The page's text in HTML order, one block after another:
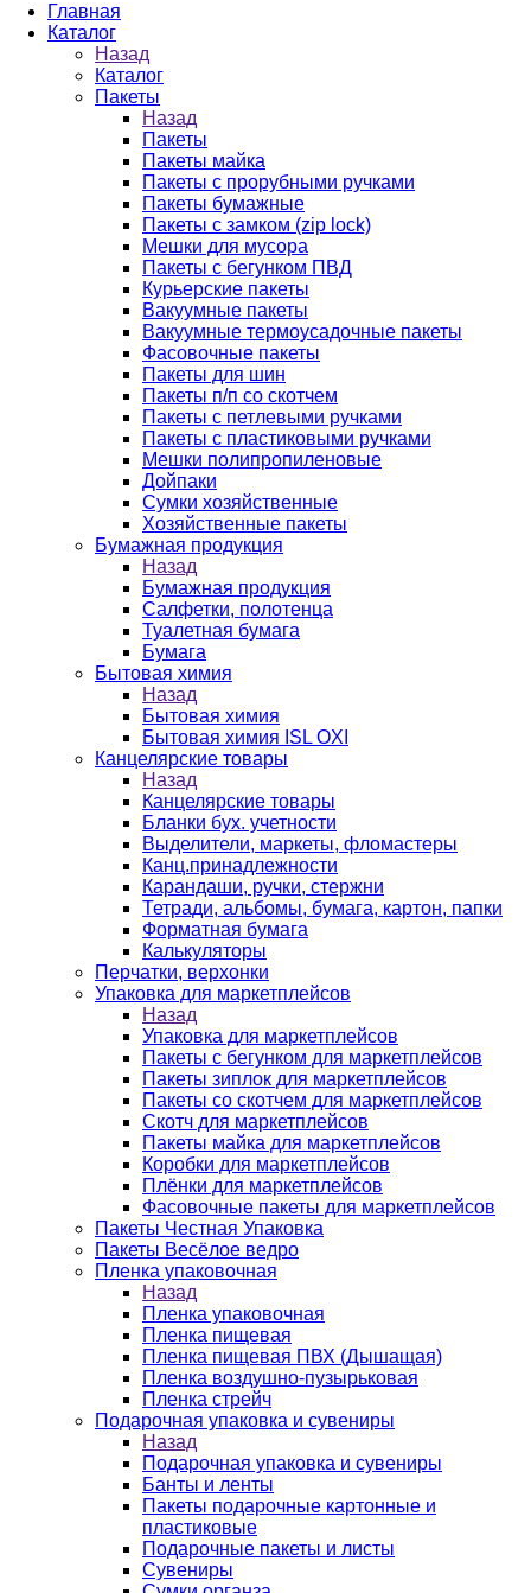
Главная
Каталог
Назад
Каталог
Пакеты
Назад
Пакеты
Пакеты майка
Пакеты с прорубными ручками
Пакеты бумажные
Пакеты с замком (zip lock)
Мешки для мусора
Пакеты с бегунком ПВД
Курьерские пакеты
Вакуумные пакеты
Вакуумные термоусадочные пакеты
Фасовочные пакеты
Пакеты для шин
Пакеты п/п со скотчем
Пакеты с петлевыми ручками
Пакеты с пластиковыми ручками
Мешки полипропиленовые
Дойпаки
Сумки хозяйственные
Хозяйственные пакеты
Бумажная продукция
Назад
Бумажная продукция
Салфетки, полотенца
Туалетная бумага
Бумага
Бытовая химия
Назад
Бытовая химия
Бытовая химия ISL OXI
Канцелярские товары
Назад
Канцелярские товары
Бланки бух. учетности
Выделители, маркеты, фломастеры
Канц.принадлежности
Карандаши, ручки, стержни
Тетради, альбомы, бумага, картон, папки
Форматная бумага
Калькуляторы
Перчатки, верхонки
Упаковка для маркетплейсов
Назад
Упаковка для маркетплейсов
Пакеты с бегунком для маркетплейсов
Пакеты зиплок для маркетплейсов
Пакеты со скотчем для маркетплейсов
Скотч для маркетплейсов
Пакеты майка для маркетплейсов
Коробки для маркетплейсов
Плёнки для маркетплейсов
Фасовочные пакеты для маркетплейсов
Пакеты Честная Упаковка
Пакеты Весёлое ведро
Пленка упаковочная
Назад
Пленка упаковочная
Пленка пищевая
Пленка пищевая ПВХ (Дышащая)
Пленка воздушно-пузырьковая
Пленка стрейч
Подарочная упаковка и сувениры
Назад
Подарочная упаковка и сувениры
Банты и ленты
Пакеты подарочные картонные и
пластиковые
Подарочные пакеты и листы
Сувениры